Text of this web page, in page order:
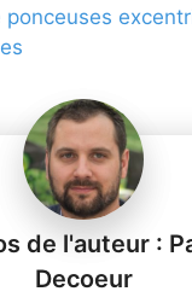
ponceuses
Decoeur